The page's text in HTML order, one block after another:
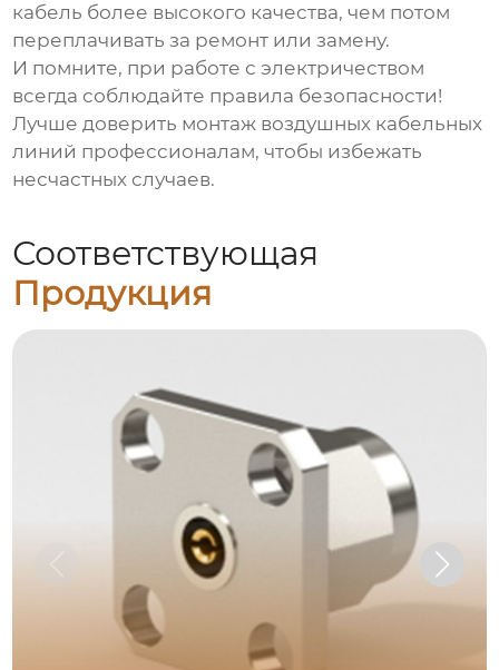
кабель более высокого качества, чем потом
переплачивать за ремонт или замену.
И помните, при работе с электричеством
всегда соблюдайте правила безопасности!
Лучше доверить монтаж воздушных кабельных
линий профессионалам, чтобы избежать
несчастных случаев.
Соответствующая
Продукция